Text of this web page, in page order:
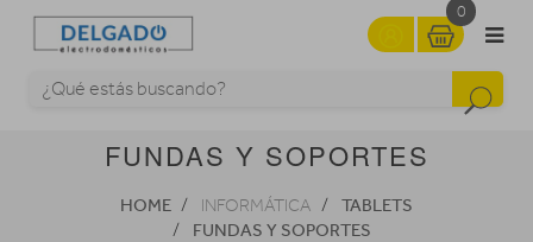
0
FUNDAS Y SOPORTES
HOME INFORMÁTICA
TABLETS
FUNDAS Y SOPORTES